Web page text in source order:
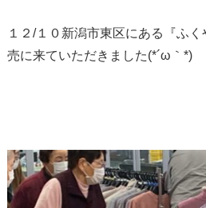
１２/１０新潟市東区にある『ふ
売に来ていただきました(*´ω｀*)